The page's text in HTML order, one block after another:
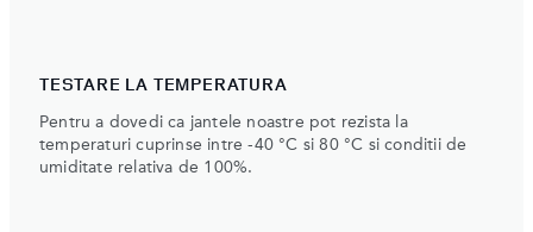
TESTARE LA TEMPERATURA
Pentru a dovedi ca jantele noastre pot rezista la
temperaturi cuprinse intre -40 °C si 80 °C si conditii de
umiditate relativa de 100%.